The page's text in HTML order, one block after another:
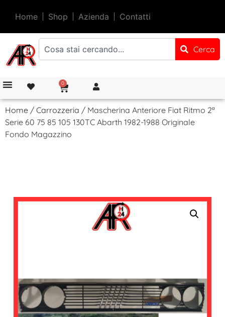
Home Shop Azienda Contatti
Cerca
0
Home / Carrozzeria / Mascherina Anteriore Fiat Ritmo 2ª
Serie 60 75 85 105 130TC Abarth 1982-1988 Originale
Fondo Magazzino